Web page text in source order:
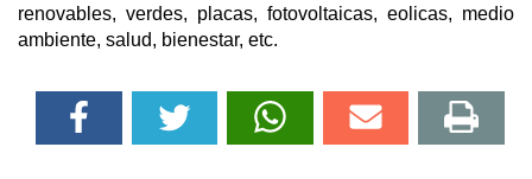
renovables, verdes, placas, fotovoltaicas, eolicas, medio
ambiente, salud, bienestar, etc.